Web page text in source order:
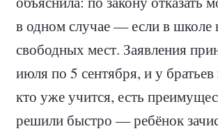
в одном случае — если в школе
свободных мест. Заявления
июля по 5 сентября, и у братьев
кто уже учится, есть
решили быстро — ребёнок